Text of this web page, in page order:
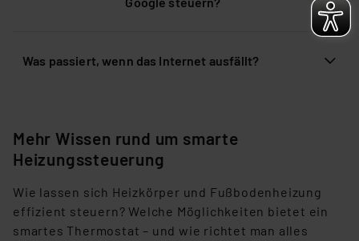
Was passiert, wenn das Internet ausfällt?
Mehr Wissen rund um smarte
Heizungssteuerung
Wie lassen sich Heizkörper und Fußbodenheizung
effizient steuern? Welche Möglichkeiten bietet ein
smartes Thermostat – und wie richtet man alles